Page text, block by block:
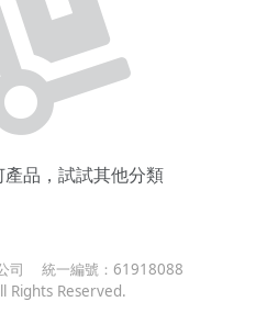
產品，試試其他分類
司 統一編號： 61918088
Rights Reserved.